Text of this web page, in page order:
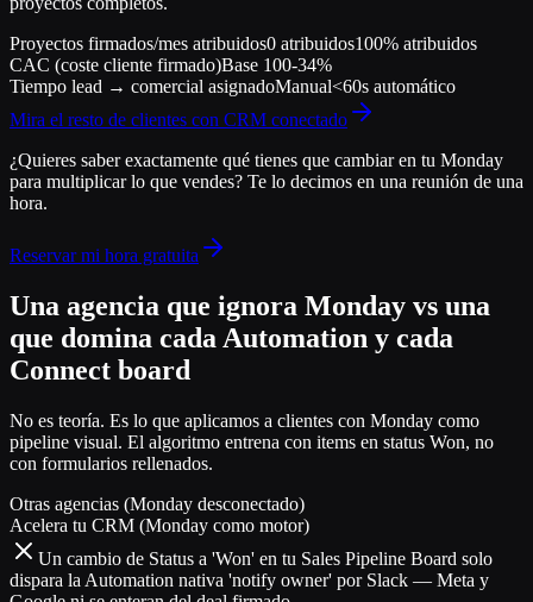
Proyectos firmados/mes atribuidos0 atribuidos100% atribuidos
CAC (coste cliente firmado)Base 100-34%
Tiempo lead → comercial asignadoManual<60s automático
Mira el resto de clientes con CRM conectado
¿Quieres saber exactamente qué tienes que cambiar en tu Monday
para multiplicar lo que vendes? Te lo decimos en una reunión de una
hora.
Reservar mi hora gratuita
Una agencia que ignora Monday vs una
que domina cada Automation y cada
Connect board
No es teoría. Es lo que aplicamos a clientes con Monday como
pipeline visual. El algoritmo entrena con items en status Won, no
con formularios rellenados.
Otras agencias (Monday desconectado)
Acelera tu CRM (Monday como motor)
Un cambio de Status a 'Won' en tu Sales Pipeline Board solo
dispara la Automation nativa 'notify owner' por Slack — Meta y